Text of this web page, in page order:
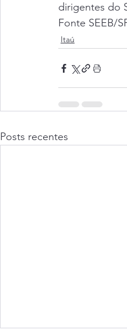
dirigentes do
Fonte SEEB/
Itaú
Posts recentes